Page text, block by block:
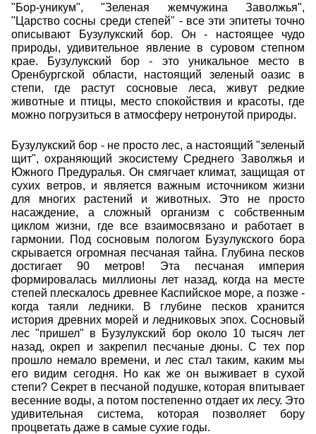
"Бор-уникум", "Зеленая жемчужина Заволжья",
"Царство сосны среди степей" - все эти эпитеты точно
описывают Бузулукский бор. Он - настоящее чудо
природы, удивительное явление в суровом степном
крае. Бузулукский бор - это уникальное место в
Оренбургской области, настоящий зеленый оазис в
степи, где растут сосновые леса, живут редкие
животные и птицы, место спокойствия и красоты, где
можно погрузиться в атмосферу нетронутой природы.
Бузулукский бор - не просто лес, а настоящий "зеленый
щит", охраняющий экосистему Среднего Заволжья и
Южного Предуралья. Он смягчает климат, защищая от
сухих ветров, и является важным источником жизни
для многих растений и животных. Это не просто
насаждение, а сложный организм с собственным
циклом жизни, где все взаимосвязано и работает в
гармонии. Под сосновым пологом Бузулукского бора
скрывается огромная песчаная тайна. Глубина песков
достигает 90 метров! Эта песчаная империя
формировалась миллионы лет назад, когда на месте
степей плескалось древнее Каспийское море, а позже -
когда таяли ледники. В глубине песков хранится
история древних морей и ледниковых эпох. Сосновый
лес "пришел" в Бузулукский бор около 10 тысяч лет
назад, окреп и закрепил песчаные дюны. С тех пор
прошло немало времени, и лес стал таким, каким мы
его видим сегодня. Но как же он выживает в сухой
степи? Секрет в песчаной подушке, которая впитывает
весенние воды, а потом постепенно отдает их лесу. Это
удивительная система, которая позволяет бору
процветать даже в самые сухие годы.